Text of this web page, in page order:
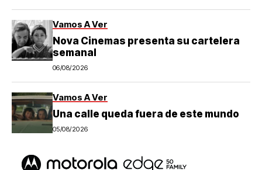
Vamos A Ver
Nova Cinemas presenta su cartelera
semanal
06/08/2026
Vamos A Ver
Una calle queda fuera de este mundo
05/08/2026